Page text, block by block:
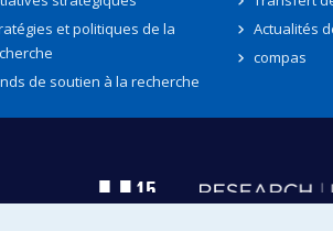
et politiques de la
de soutien à la recherche
Actualités
compas